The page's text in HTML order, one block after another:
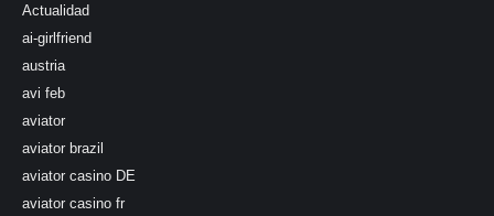
Actualidad
ai-girlfriend
austria
avi feb
aviator
aviator brazil
aviator casino DE
aviator casino fr